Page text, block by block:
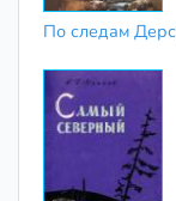
По следам